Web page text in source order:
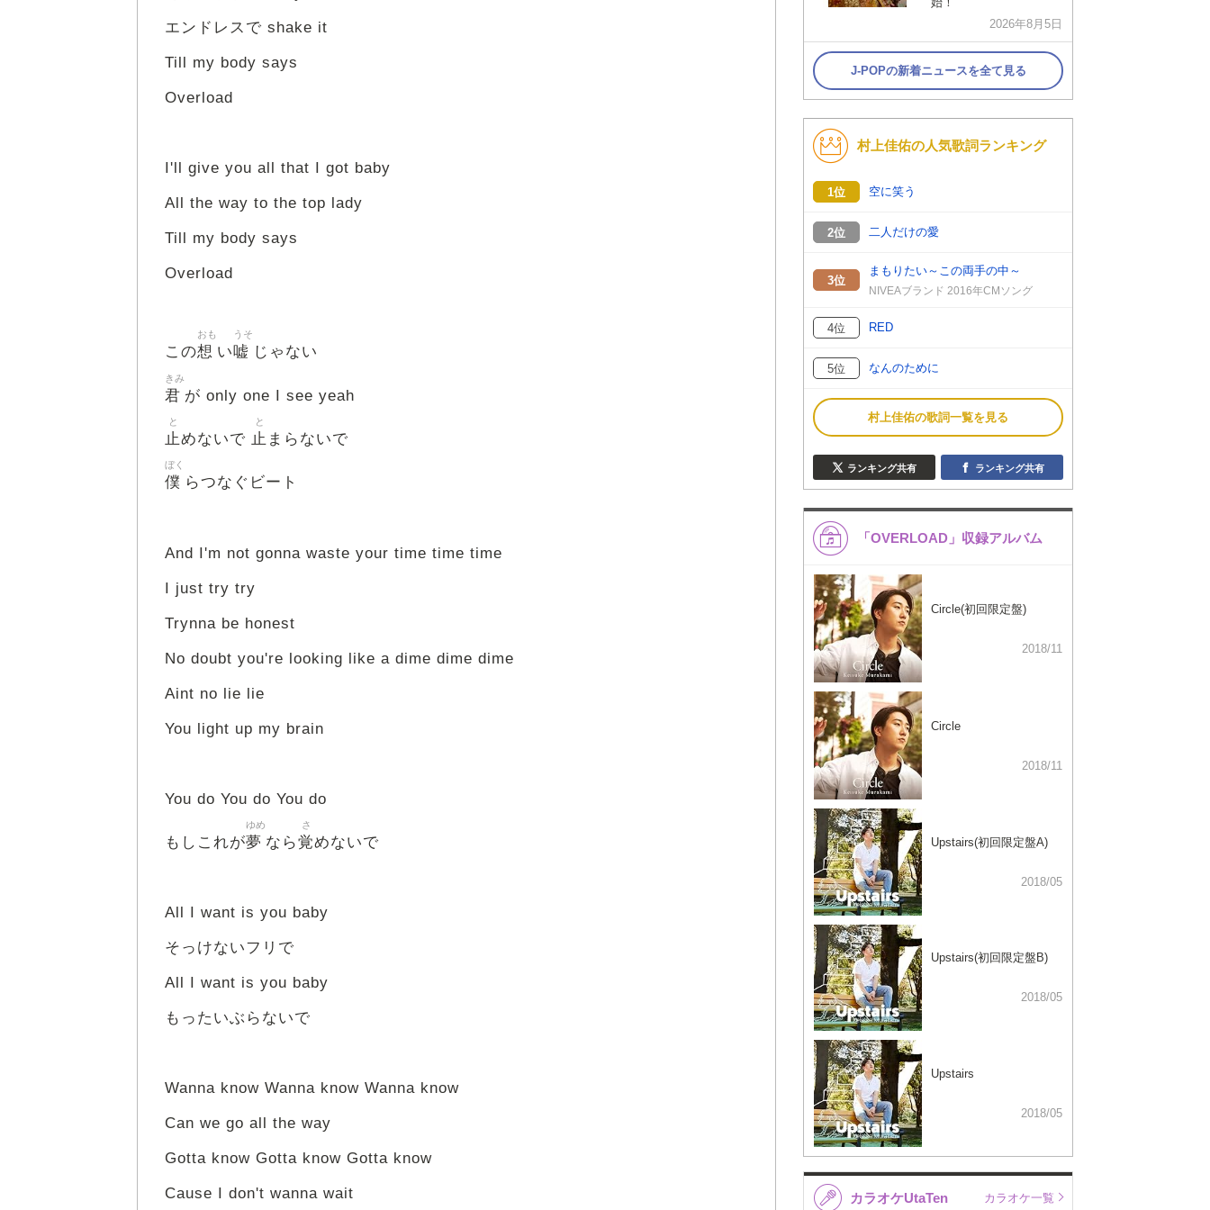
エンドレスで shake it
Till my body says
Overload
I'll give you all that I got baby
All the way to the top lady
Till my body says
Overload
この想
おも
い嘘
うそ
じゃない
君
きみ
が only one I see yeah
止
と
めないで 止
と
まらないで
僕
ぼく
らつなぐビート
And I'm not gonna waste your time time time
I just try try
Trynna be honest
No doubt you're looking like a dime dime dime
Aint no lie lie
You light up my brain
You do You do You do
もしこれが夢
ゆめ
なら覚
さ
めないで
All I want is you baby
そっけないフリで
All I want is you baby
もったいぶらないで
Wanna know Wanna know Wanna know
Can we go all the way
Gotta know Gotta know Gotta know
Cause I don't wanna wait
2026年8月5日
J-POPの新着ニュースを全て見る
村上佳佑の人気歌詞ランキング
1位 空に笑う
2位 二人だけの愛
3位
まもりたい～この両手の中～
NIVEAブランド 2016年CMソング
4位 RED
5位 なんのために
村上佳佑の歌詞一覧を見る
ランキング共有 ランキング共有
「OVERLOAD」収録アルバム
Circle(初回限定盤)
2018/11
Circle
2018/11
Upstairs(初回限定盤A)
2018/05
Upstairs(初回限定盤B)
2018/05
Upstairs
2018/05
カラオケUtaTen カラオケ一覧